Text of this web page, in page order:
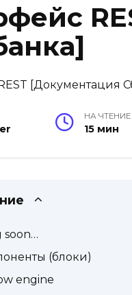
НА ЧТЕНИЕ
15 мин
soon…
(блоки)
engine